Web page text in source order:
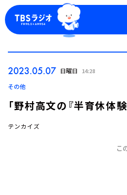
2023.05.07 日曜日 14:28
その他
「野村高文の『半育休体験
テンカイズ
こ